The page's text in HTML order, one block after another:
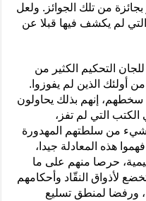
من تلك الجوائز. ولعل
لم يكشف فيها قبلا عن
التحكيم الكثير من
من أولئك الذين لم يفوزوا.
إنهم بذلك يحاولون
الكتب التي لم تفز،
شيء من سلطتهم المهدورة
هذه المعادلة جيدا،
حرصا منهم على ما
لأذواق النقّاد وأحكامهم
ورفضا لمنطق تسليع